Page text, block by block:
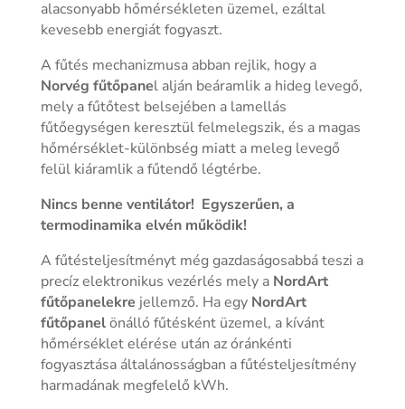
alacsonyabb hőmérsékleten üzemel, ezáltal
kevesebb energiát fogyaszt.
A fűtés mechanizmusa abban rejlik, hogy a
Norvég fűtőpanel alján beáramlik a hideg levegő,
mely a fűtőtest belsejében a lamellás
fűtőegységen keresztül felmelegszik, és a magas
hőmérséklet-különbség miatt a meleg levegő
felül kiáramlik a fűtendő légtérbe.
Nincs benne ventilátor! Egyszerűen, a
termodinamika elvén működik!
A fűtésteljesítményt még gazdaságosabbá teszi a
precíz elektronikus vezérlés mely a NordArt
fűtőpanelekre jellemző. Ha egy NordArt
fűtőpanelönálló fűtésként üzemel, a kívánt
hőmérséklet elérése után az óránkénti
fogyasztása általánosságban a fűtésteljesítmény
harmadának megfelelő kWh.